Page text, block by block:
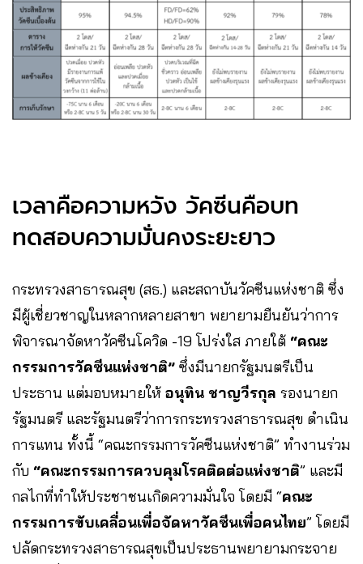
เวลาคือความหวัง วัคซีนคือบท
ทดสอบความมั่นคงระยะยาว
กระทรวงสาธารณสุข (สธ.) และสถาบันวัคซีนแห่งชาติ ซึ่ง
มีผู้เชี่ยวชาญในหลากหลายสาขา พยายามยืนยันว่าการ
พิจารณาจัดหาวัคซีนโควิด -19 โปร่งใส ภายใต้ “คณะ
กรรมการวัคซีนแห่งชาติ” ซึ่งมีนายกรัฐมนตรีเป็น
ประธาน แต่มอบหมายให้ อนุทิน ชาญวีรกุล รองนายก
รัฐมนตรี และรัฐมนตรีว่าการกระทรวงสาธารณสุข ดำเนิน
การแทน ทั้งนี้ “คณะกรรมการวัคซีนแห่งชาติ” ทำงานร่วม
กับ “คณะกรรมการควบคุมโรคติดต่อแห่งชาติ” และมี
กลไกที่ทำให้ประชาชนเกิดความมั่นใจ โดยมี “คณะ
กรรมการขับเคลื่อนเพื่อจัดหาวัคซีนเพื่อคนไทย” โดยมี
ปลัดกระทรวงสาธารณสุขเป็นประธานพยายามกระจาย